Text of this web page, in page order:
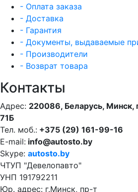
- Оплата заказа
- Доставка
- Гарантия
- Документы, выдаваемые
- Производители
- Возврат товара
Контакты
Адрес: 220086, Беларусь, Минск,
71Б
Тел. моб.: +375 (29) 161-99-16
E-mail: info@autosto.by
Skype: autosto.by
ЧТУП "Девелопавто"
УНП 191792211
Юр. адрес: г.Минск, пр-т